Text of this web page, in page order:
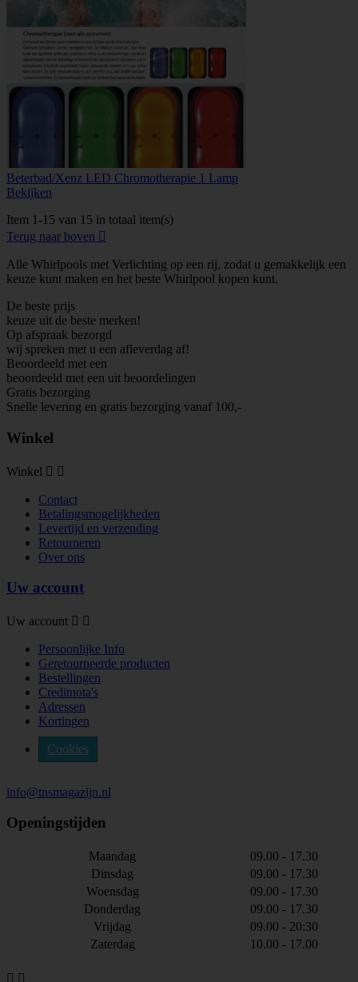
Beterbad/Xenz LED Chromotherapie 1 Lamp
Bekijken
Item 1-15 van 15 in totaal item(s)
Terug naar boven 
Alle Whirlpools met Verlichting op een rij, zodat u gemakkelijk een
keuze kunt maken en het beste Whirlpool kopen kunt.
De beste prijs
keuze uit de beste merken!
Op afspraak bezorgd
wij spreken met u een afleverdag af!
Beoordeeld met een
beoordeeld met een uit beoordelingen
Gratis bezorging
Snelle levering en gratis bezorging vanaf 100,-
Winkel
Winkel  
Contact
Betalingsmogelijkheden
Levertijd en verzending
Retourneren
Over ons
Uw account
Uw account  
Persoonlijke Info
Geretourneerde producten
Bestellingen
Creditnota's
Adressen
Kortingen
Cookies
info@tnsmagazijn.nl
Openingstijden
Maandag
09.00 - 17.30
Dinsdag
09.00 - 17.30
Woensdag
09.00 - 17.30
Donderdag
09.00 - 17.30
Vrijdag
09.00 - 20:30
Zaterdag
10.00 - 17.00
 